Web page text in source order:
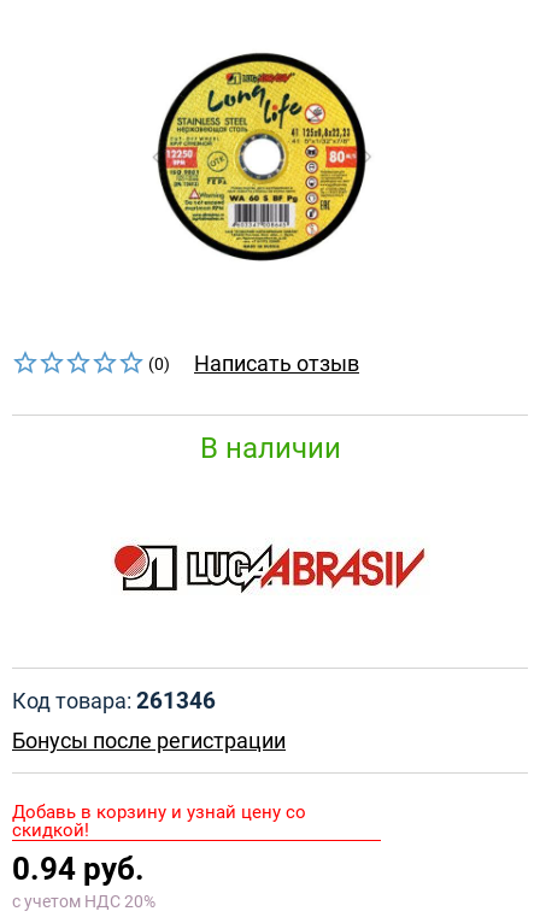
(0) Написать отзыв
В наличии
Код товара: 261346
Бонусы после регистрации
Добавь в корзину и узнай цену со
скидкой!
0.94 руб.
с учетом НДС 20%